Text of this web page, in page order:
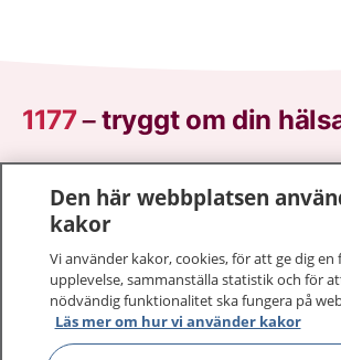
1177–tryggt om din
På 1177.se får du råd om hälsa och
sjukdomar och vilka mottagningar du
Logga in för att läsa din journal och
vårdärenden. Ring telefonnummer
sjukvårdsrådgivning dygnet runt.
1177 ger dig råd när du vill må bättre.
Den här webbplatsen
kakor
Vi använder kakor, cookies, för att ge dig
upplevelse, sammanställa statistik och för
nödvändig funktionalitet ska fungera på
Läs mer om hur vi använder kakor